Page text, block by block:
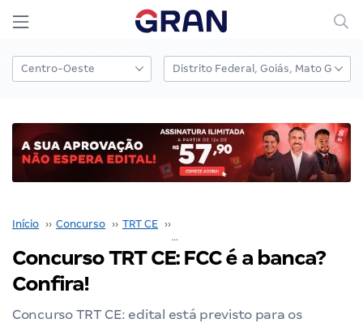
Início ›› Concurso ›› TRT CE ››
Concurso TRT CE: FCC é a banca?
Confira!
Concurso TRT CE: edital está previsto para os